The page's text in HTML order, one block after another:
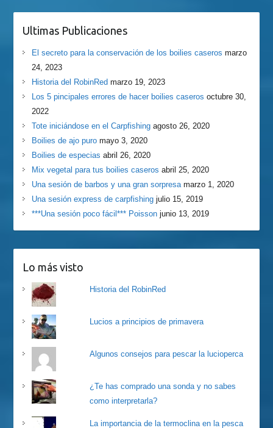
Ultimas Publicaciones
El secreto para la conservación de los boilies caseros marzo
24, 2023
Historia del RobinRed marzo 19, 2023
Los 5 pincipales errores de hacer boilies caseros octubre 30,
2022
Tote iniciándose en el Carpfishing agosto 26, 2020
Boilies de ajo puro mayo 3, 2020
Boilies de especias abril 26, 2020
Mix vegetal para tus boilies caseros abril 25, 2020
Una sesión de barbos y una gran sorpresa marzo 1, 2020
Una sesión express de carpfishing julio 15, 2019
***Una sesión poco fácil*** Poisson junio 13, 2019
Lo más visto
Historia del RobinRed
Lucios a principios de primavera
Algunos consejos para pescar la lucioperca
¿Te has comprado una sonda y no sabes
como interpretarla?
La importancia de la termoclina en la pesca